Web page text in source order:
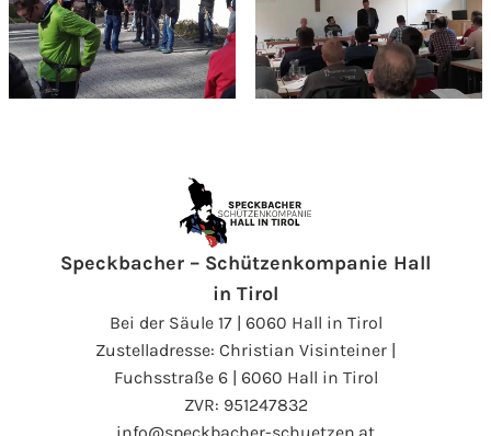
Speckbacher – Schützenkompanie Hall
in Tirol
Bei der Säule 17 | 6060 Hall in Tirol
Zustelladresse: Christian Visinteiner |
Fuchsstraße 6 | 6060 Hall in Tirol
ZVR: 951247832